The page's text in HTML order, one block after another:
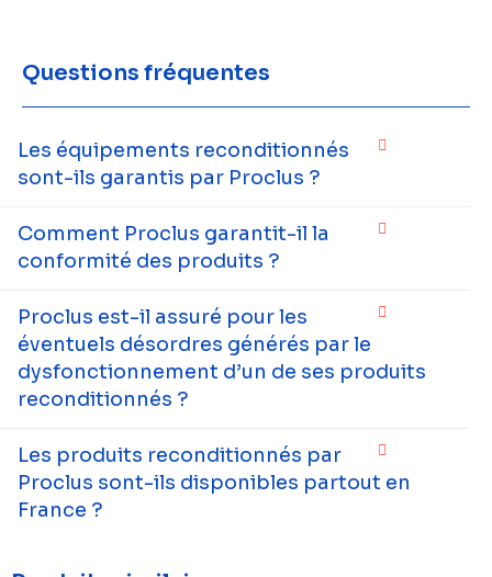
Questions fréquentes
Les équipements reconditionnés
sont-ils garantis par Proclus ?
Comment Proclus garantit-il la
conformité des produits ?
Proclus est-il assuré pour les
éventuels désordres générés par le
dysfonctionnement d’un de ses produits
reconditionnés ?
Les produits reconditionnés par
Proclus sont-ils disponibles partout en
France ?